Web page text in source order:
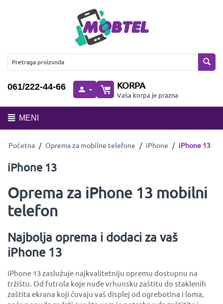
061/222-44-66 KORPA
Vaša korpa je prazna
MENI
Početna / Oprema za mobilne telefone / iPhone / iPhone 13
iPhone 13
Oprema za iPhone 13 mobilni
telefon
Najbolja oprema i dodaci za vaš
iPhone 13
iPhone 13 zaslužuje najkvalitetniju opremu dostupnu na
tržištu. Od futrola koje nude vrhunsku zaštitu do staklenih
zaštita ekrana koji čuvaju vaš displej od ogrebotina i loma,